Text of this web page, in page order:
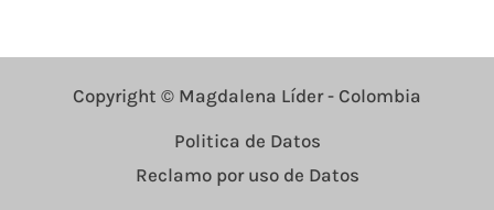
Copyright © Magdalena Líder - Colombia
Politica de Datos
Reclamo por uso de Datos